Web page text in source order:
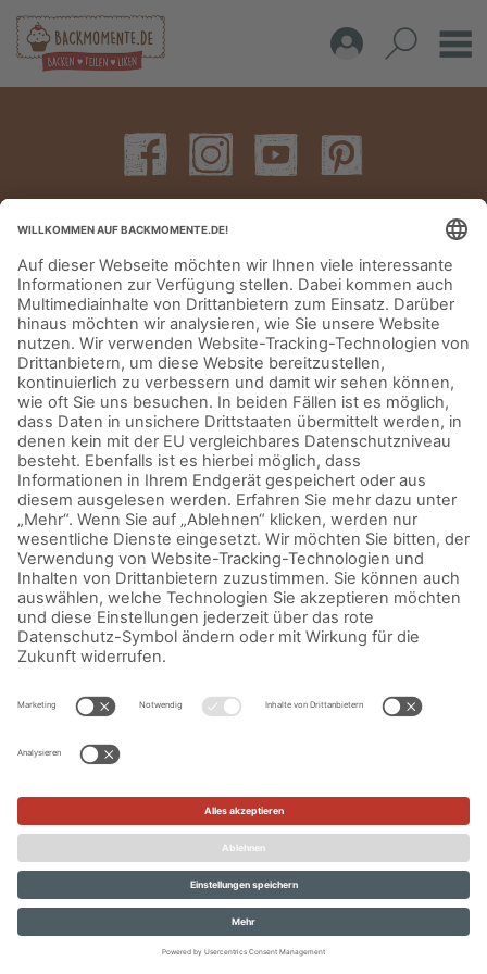
IMPRESSUM DATENSCHUTZERKLÄRUNG AGB KONTAKT
© Aurora Mühlen GmbH - Trettaustraße 49 – D-21107 Hamburg